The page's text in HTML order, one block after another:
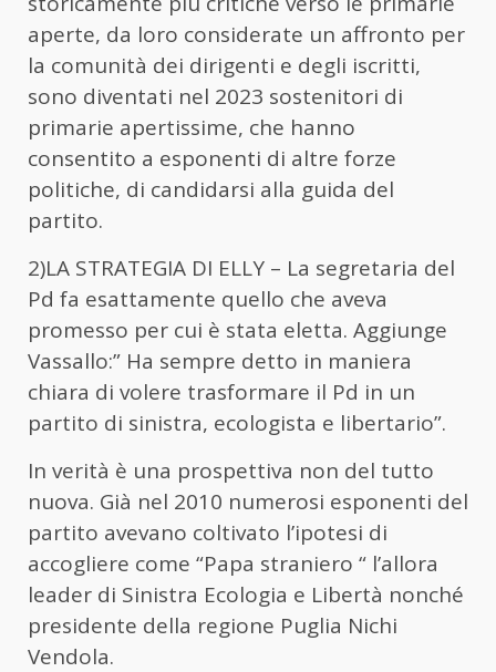
aperte, da loro considerate un affronto per
la comunità dei dirigenti e degli iscritti,
sono diventati nel 2023 sostenitori di
primarie apertissime, che hanno
consentito a esponenti di altre forze
politiche, di candidarsi alla guida del
partito.
2)LA STRATEGIA DI ELLY – La segretaria del
Pd fa esattamente quello che aveva
promesso per cui è stata eletta. Aggiunge
Vassallo:” Ha sempre detto in maniera
chiara di volere trasformare il Pd in un
partito di sinistra, ecologista e libertario”.
In verità è una prospettiva non del tutto
nuova. Già nel 2010 numerosi esponenti del
partito avevano coltivato l’ipotesi di
accogliere come “Papa straniero “ l’allora
leader di Sinistra Ecologia e Libertà nonché
presidente della regione Puglia Nichi
Vendola.